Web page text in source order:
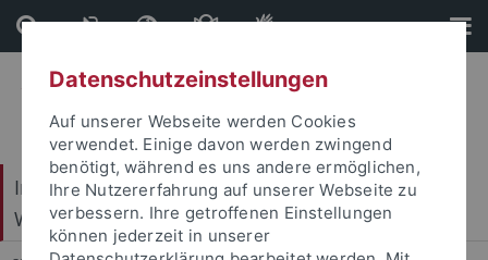
Direkt
zum
Inhalt
Direkt
zur
Fußleiste
Internationales Zentrum für Ethik in den
Wissenschaften (IZEW)
Datenschutzeinstellungen
Auf unserer Webseite werden Cookies
verwendet. Einige davon werden zwingend
benötigt, während es uns andere ermöglichen,
Ihre Nutzererfahrung auf unserer Webseite zu
verbessern. Ihre getroffenen Einstellungen
können jederzeit in unserer